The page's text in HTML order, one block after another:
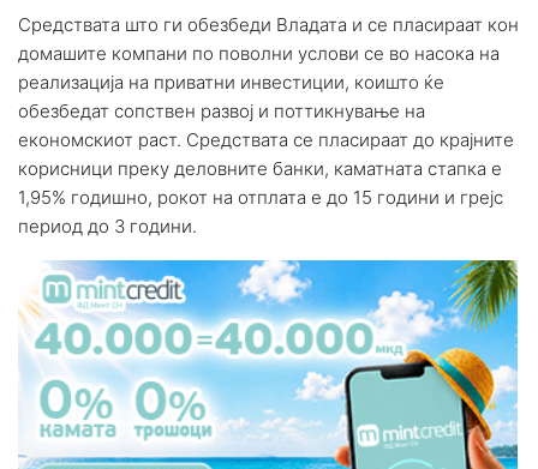
Средствата што ги обезбеди Владата и се пласираат кон
домашите компани по поволни услови се во насока на
реализација на приватни инвестиции, коишто ќе
обезбедат сопствен развој и поттикнување на
економскиот раст. Средствата се пласираат до крајните
корисници преку деловните банки, каматната стапка е
1,95% годишно, рокот на отплата е до 15 години и грејс
период до 3 години.